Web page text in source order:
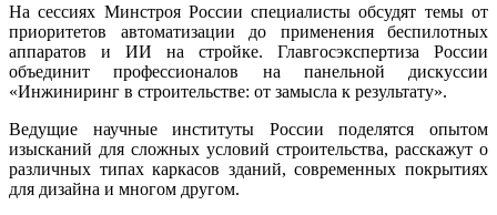
На сессиях Минстроя России специалисты обсудят темы от
приоритетов автоматизации до применения беспилотных
аппаратов и ИИ на стройке. Главгосэкспертиза России
объединит профессионалов на панельной дискуссии
«Инжиниринг в строительстве: от замысла к результату».
Ведущие научные институты России поделятся опытом
изысканий для сложных условий строительства, расскажут о
различных типах каркасов зданий, современных покрытиях
для дизайна и многом другом.